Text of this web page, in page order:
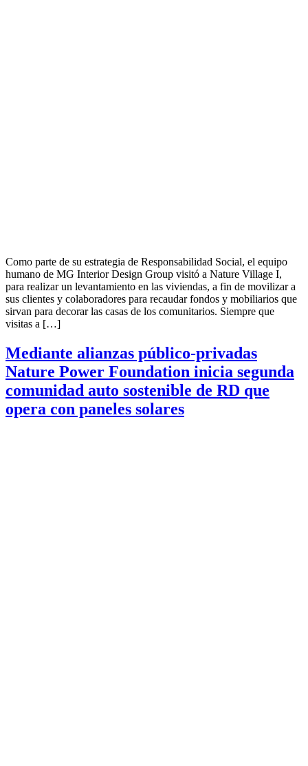
Como parte de su estrategia de Responsabilidad Social, el equipo
humano de MG Interior Design Group visitó a Nature Village I,
para realizar un levantamiento en las viviendas, a fin de movilizar a
sus clientes y colaboradores para recaudar fondos y mobiliarios que
sirvan para decorar las casas de los comunitarios. Siempre que
visitas a […]
Mediante alianzas público-privadas
Nature Power Foundation inicia segunda
comunidad auto sostenible de RD que
opera con paneles solares